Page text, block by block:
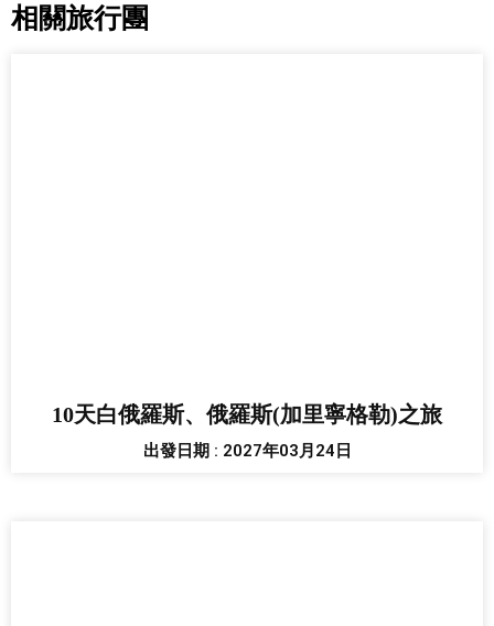
相關旅行團
10天白俄羅斯、俄羅斯(加里寧格勒)之旅
出發日期 : 2027年03月24日